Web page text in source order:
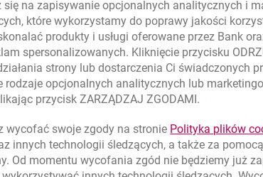
na miejsce siódme, ponieważ zdajemy sobie
sektora, ale z całym rynkiem - mówi Joao
pozycja w kategorii banki, ale jeszcze
doświadczenia klientów. Znaleźliśmy się obok
banki mogą również konkurować z love brandami
na to, żeby dostarczać rozwiązania
ich w proces projektowania i testowania
o transparentność. Tylko konsekwentna
się na zapisywanie opcjonalnych analitycznych i
które wykorzystamy do poprawy jakości
produkty i usługi oferowane przez Bank
spersonalizowanych. Kliknięcie przycisku
strony lub dostarczenia Ci świadczonych
rodzaje opcjonalnych analitycznych lub
przycisk ZARZĄDZAJ ZGODAMI.
wycofać swoje zgody na stronie Polityka plików
innych technologii śledzących, a także za
Od momentu wycofania zgód nie będziemy już